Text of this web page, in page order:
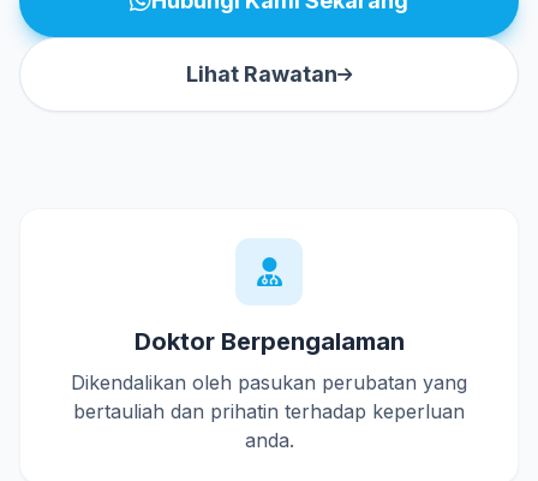
Lihat Rawatan
Doktor Berpengalaman
Dikendalikan oleh pasukan perubatan yang
bertauliah dan prihatin terhadap keperluan
anda.